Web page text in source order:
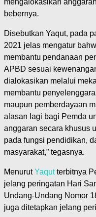
bebernya.
Disebutkan Yaqut, pada
2021 jelas mengatur
membantu pendanaan
APBD sesuai
dialokasikan melalui
membantu
maupun pemberdayaan
alasan lagi bagi Pemda
anggaran secara khusus
pada fungsi pendidikan,
masyarakat,” tegasnya.
MenurutYaqutterbitnya
jelang peringatan Hari
Undang-Undang Nomor
juga ditetapkan jelang